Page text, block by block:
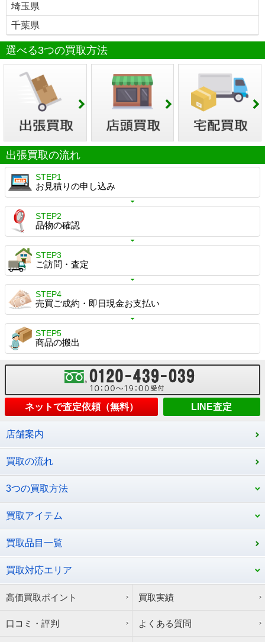
埼玉県
千葉県
選べる3つの買取方法
出張買取の流れ
STEP1
お見積りの申し込み
STEP2
品物の確認
STEP3
ご訪問・査定
STEP4
売買ご成約・即日現金お支払い
STEP5
商品の搬出
ネットで査定依頼（無料） LINE査定
店舗案内
買取の流れ
3つの買取方法
買取アイテム
買取品目一覧
買取対応エリア
高価買取ポイント 買取実績
口コミ・評判 よくある質問